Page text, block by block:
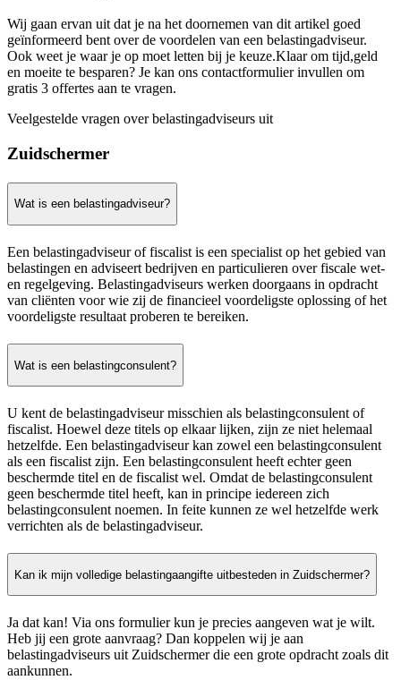
Wij gaan ervan uit dat je na het doornemen van dit artikel goed
geïnformeerd bent over de voordelen van een belastingadviseur.
Ook weet je waar je op moet letten bij je keuze.Klaar om tijd,geld
en moeite te besparen? Je kan ons contactformulier invullen om
gratis 3 offertes aan te vragen.
Veelgestelde vragen over belastingadviseurs uit
Zuidschermer
Wat is een belastingadviseur?
Een belastingadviseur of fiscalist is een specialist op het gebied van
belastingen en adviseert bedrijven en particulieren over fiscale wet-
en regelgeving. Belastingadviseurs werken doorgaans in opdracht
van cliënten voor wie zij de financieel voordeligste oplossing of het
voordeligste resultaat proberen te bereiken.
Wat is een belastingconsulent?
U kent de belastingadviseur misschien als belastingconsulent of
fiscalist. Hoewel deze titels op elkaar lijken, zijn ze niet helemaal
hetzelfde. Een belastingadviseur kan zowel een belastingconsulent
als een fiscalist zijn. Een belastingconsulent heeft echter geen
beschermde titel en de fiscalist wel. Omdat de belastingconsulent
geen beschermde titel heeft, kan in principe iedereen zich
belastingconsulent noemen. In feite kunnen ze wel hetzelfde werk
verrichten als de belastingadviseur.
Kan ik mijn volledige belastingaangifte uitbesteden in Zuidschermer?
Ja dat kan! Via ons formulier kun je precies aangeven wat je wilt.
Heb jij een grote aanvraag? Dan koppelen wij je aan
belastingadviseurs uit Zuidschermer die een grote opdracht zoals dit
aankunnen.